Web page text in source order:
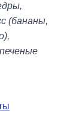
(бананы,